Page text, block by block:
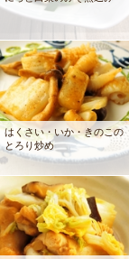
はくさい・いか・きのこの
とろり炒め